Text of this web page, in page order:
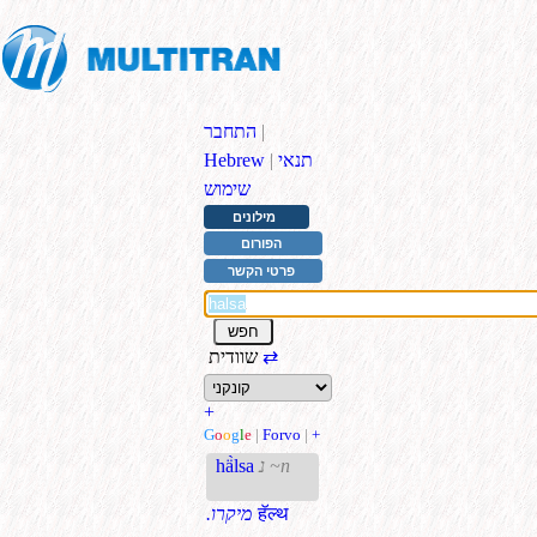
התחבר |
Hebrew | תנאי
שימוש
מילונים
הפורום
פרטי הקשר
שוודית⇄
+
Google | Forvo | +
hä̀lsa נ ~n
.מיקרו हॅल्थ